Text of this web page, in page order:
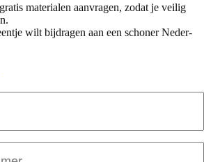
materialen aanvragen, zodat je veilig
wilt bijdragen aan een schoner Neder-